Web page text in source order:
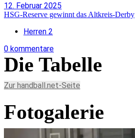
12. Februar 2025
HSG-Reserve gewinnt das Altkreis-Derby
Herren 2
0 kommentare
Die Tabelle
Zur handball.net-Seite
Fotogalerie